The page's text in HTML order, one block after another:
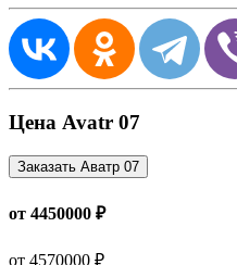
Цена Avatr 07
Заказать Аватр 07
от 4450000 ₽
от 4570000 ₽